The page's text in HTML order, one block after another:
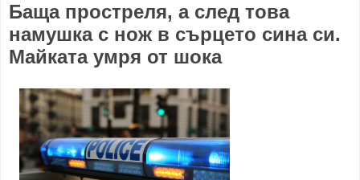
Баща простреля, а след това
намушка с нож в сърцето сина си.
Майката умря от шока